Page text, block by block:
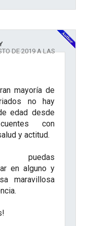
DE 2019 A LAS
mayoría de
no hay
edad desde
con
y actitud.
puedas
en alguno y
maravillosa